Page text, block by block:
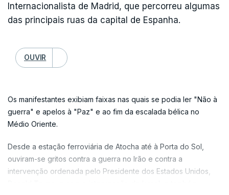
Internacionalista de Madrid, que percorreu algumas
das principais ruas da capital de Espanha.
OUVIR
Os manifestantes exibiam faixas nas quais se podia ler "Não à
guerra" e apelos à "Paz" e ao fim da escalada bélica no
Médio Oriente.
Desde a estação ferroviária de Atocha até à Porta do Sol,
ouviram-se gritos contra a guerra no Irão e contra a
intervenção ordenada pelo Presidente dos Estados Unidos,